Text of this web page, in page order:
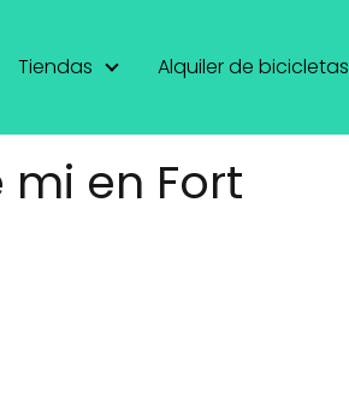
Tiendas Alquiler de bicicletas
en Fort